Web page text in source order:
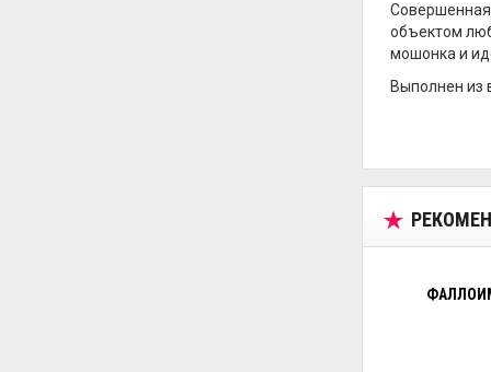
Совершенная
объектом
мошонка и
Выполнен из